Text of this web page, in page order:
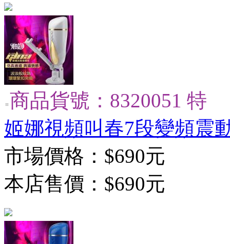
商品貨號：8320051 特
姬娜視頻叫春7段變頻震
市場價格： $690元
本店售價： $690元